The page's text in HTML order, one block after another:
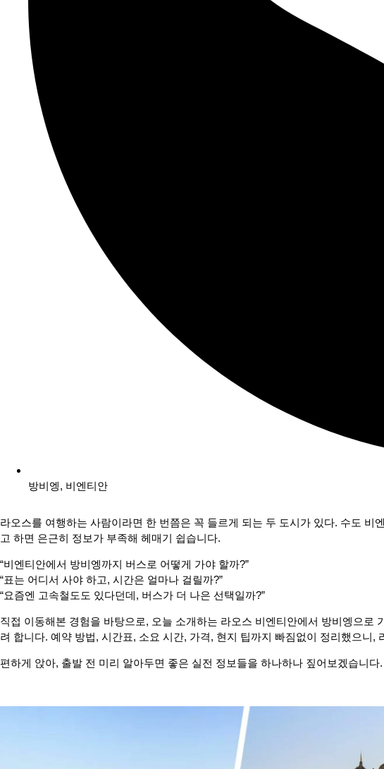
방비엥, 비엔티안
라오스를 여행하는 사람이라면 한 번쯤은 꼭 들르게 되는 두 도시가 있다. 수도
고 하면 은근히 정보가 부족해 헤매기 쉽습니다.
“비엔티안에서 방비엥까지 버스로 어떻게 가야 할까?”
“표는 어디서 사야 하고, 시간은 얼마나 걸릴까?”
“요즘엔 고속철도도 있다던데, 버스가 더 나은 선택일까?”
직접 이동해본 경험을 바탕으로, 오늘 소개하는 라오스 비엔티안에서 방비엥으
려 합니다. 예약 방법, 시간표, 소요 시간, 가격, 현지 팁까지 빠짐없이 정리했으니,
편하게 앉아, 출발 전 미리 알아두면 좋은 실전 정보들을 하나하나 짚어보겠습니다.